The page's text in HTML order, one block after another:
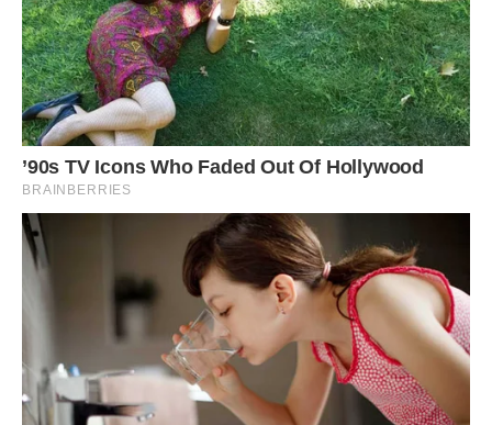
вище можливості заробити їх достатня кількість.
Часто трапляється так, що людині зручно мати річ, яка, в
реальності ще не вважається його особистим майном,
адже товар куплений в кредит і «висить» борг у банку.